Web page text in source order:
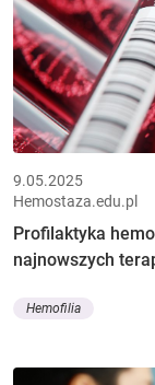
9.05.2025
Hemostaza.edu.pl
Profilaktyka
najnowszych
Hemofilia